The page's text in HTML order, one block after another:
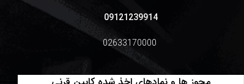
09121239914
02633170000